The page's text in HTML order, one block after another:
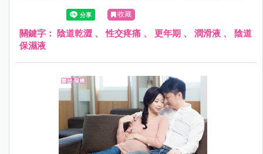
點感覺像是「過敏」的感覺。
收藏
關鍵字： 陰道乾澀 、性交疼痛 、 更年期 、 潤滑液 、
陰道
保濕液